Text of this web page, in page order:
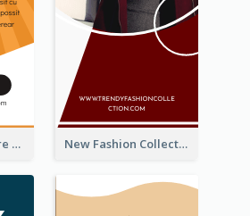
New Fitness Centre Opening Wide Skyscraper Banner New Fashion Collection Sale Wide Skyscraper Banner